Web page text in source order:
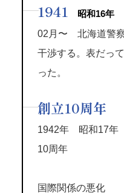
1941
昭和16年
02月〜 北海道警
干渉する。表だっ
った。
創立10周年
1942年 昭和17年
10周年
国際関係の悪化